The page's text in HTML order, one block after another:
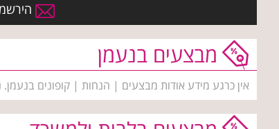
מבצעים בנעמן
אין כרגע מידע אודות מבצעים | הנחות | קופונים